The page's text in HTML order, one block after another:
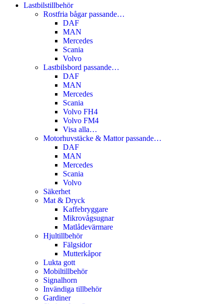
Lastbilstillbehör
Rostfria bågar passande…
DAF
MAN
Mercedes
Scania
Volvo
Lastbilsbord passande…
DAF
MAN
Mercedes
Scania
Volvo FH4
Volvo FM4
Visa alla…
Motorhuvstäcke & Mattor passande…
DAF
MAN
Mercedes
Scania
Volvo
Säkerhet
Mat & Dryck
Kaffebryggare
Mikrovågsugnar
Matlådevärmare
Hjultillbehör
Fälgsidor
Mutterkåpor
Lukta gott
Mobiltillbehör
Signalhorn
Invändiga tillbehör
Gardiner